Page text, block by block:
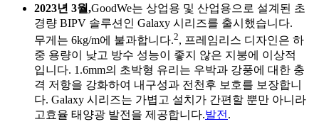
2023년 3월,GoodWe는 상업용 및 산업용으로 설계된 초
경량 BIPV 솔루션인 Galaxy 시리즈를 출시했습니다.
무게는 6kg/m에 불과합니다.2, 프레임리스 디자인은 하
중 용량이 낮고 방수 성능이 좋지 않은 지붕에 이상적
입니다. 1.6mm의 초박형 유리는 우박과 강풍에 대한 충
격 저항을 강화하여 내구성과 전천후 보호를 보장합니
다. Galaxy 시리즈는 가볍고 설치가 간편할 뿐만 아니라
고효율 태양광 발전을 제공합니다.발전 .